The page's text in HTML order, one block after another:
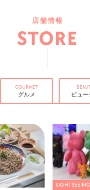
店舗情報
STORE
GOURMET
グルメ ビュー